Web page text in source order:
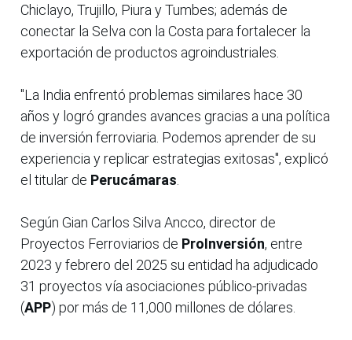
Chiclayo, Trujillo, Piura y Tumbes; además de
conectar la Selva con la Costa para fortalecer la
exportación de productos agroindustriales.
"La India enfrentó problemas similares hace 30
años y logró grandes avances gracias a una política
de inversión ferroviaria. Podemos aprender de su
experiencia y replicar estrategias exitosas", explicó
el titular de Perucámaras
Según Gian Carlos Silva Ancco, director de
Proyectos Ferroviarios de ProInversión, entre
2023 y febrero del 2025 su entidad ha adjudicado
31 proyectos vía asociaciones público-privadas
(APP) por más de 11,000 millones de dólares.